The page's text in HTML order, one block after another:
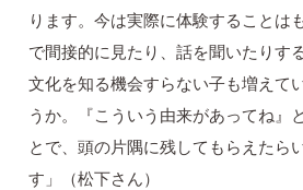
ります。今は実際に体験することは
で間接的に見たり、話を聞いたりす
文化を知る機会すらない子も増えて
うか。『こういう由来があってね』
とで、頭の片隅に残してもらえたら
す」（松下さん）